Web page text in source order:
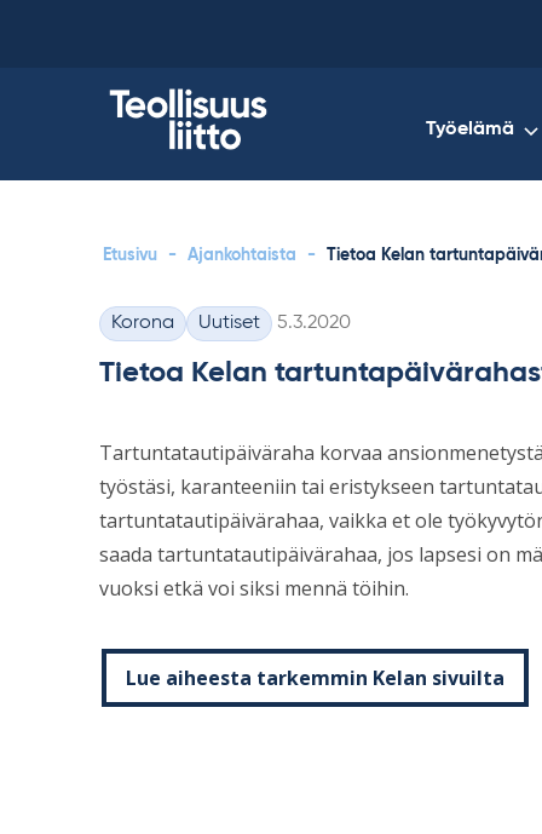
Työelämä
Etusivu - Ajankohtaista - Tietoa Kelan
Kategoriat
Korona Uutiset Kirjoitettu
5.3.2020
Tietoa Kelan
Tartuntatautipäiväraha korvaa
työstäsi, karanteeniin tai eristykseen
tartuntatautipäivärahaa, vaikka et ole
saada tartuntatautipäivärahaa, jos lapsesi on
vuoksi etkä voi siksi mennä töihin.
Lue aiheesta tarkemmin Kelan sivuilta